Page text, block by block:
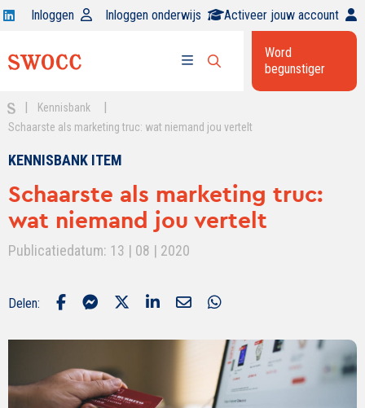
Open
op
Inloggen Inloggen onderwijs Activeer jouw account
Open
zoekbalk
Word
begunstiger
Kennisbank
Schaarste als marketing truc: wat niemand jou vertelt
KENNISBANK ITEM
Schaarste als marketing truc:
wat niemand jou vertelt
Publicatiedatum: 13 | 08 | 2020
Delen: